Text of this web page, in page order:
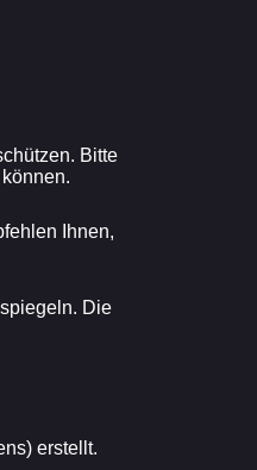
Bitte
Ihnen,
Die
erstellt.